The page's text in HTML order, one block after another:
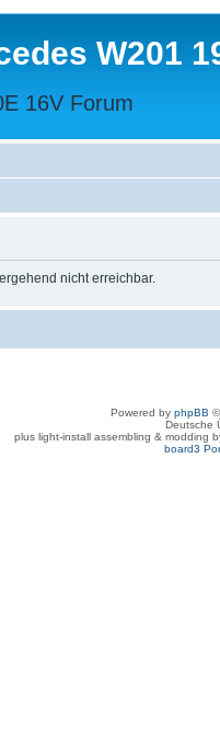
W201
16V Forum
nicht erreichbar.
Powered by phpBB
Deutsche
plus light-install assembling & modding
board3